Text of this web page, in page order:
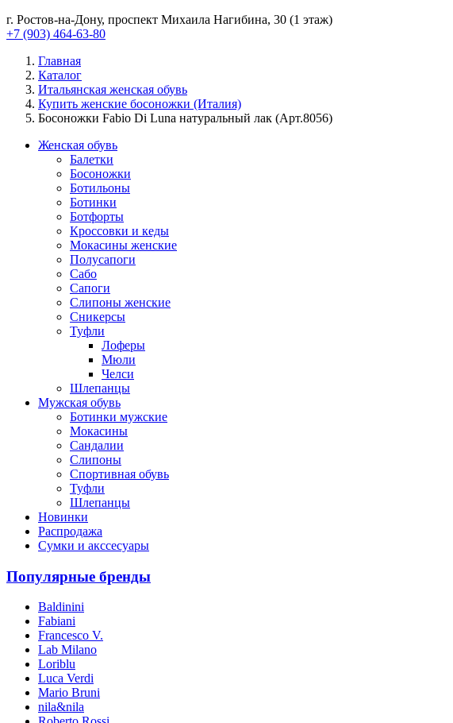
г. Ростов-на-Дону, проспект Михаила Нагибина, 30 (1 этаж)
+7 (903) 464-63-80
Главная
Каталог
Итальянская женская обувь
Купить женские босоножки (Италия)
Босоножки Fabio Di Luna натуральный лак (Арт.8056)
Женская обувь
Балетки
Босоножки
Ботильоны
Ботинки
Ботфорты
Кроссовки и кеды
Мокасины женские
Полусапоги
Сабо
Сапоги
Слипоны женские
Сникерсы
Туфли
Лоферы
Мюли
Челси
Шлепанцы
Мужская обувь
Ботинки мужские
Мокасины
Сандалии
Слипоны
Спортивная обувь
Туфли
Шлепанцы
Новинки
Распродажа
Сумки и акссесуары
Популярные бренды
Baldinini
Fabiani
Francesco V.
Lab Milano
Loriblu
Luca Verdi
Mario Bruni
nila&nila